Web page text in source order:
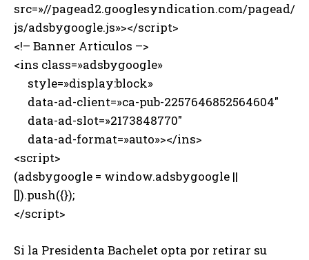
src=»//pagead2.googlesyndication.com/pagead/
js/adsbygoogle.js»></script>
<!– Banner Articulos –>
<ins class=»adsbygoogle»
style=»display:block»
data-ad-client=»ca-pub-2257646852564604″
data-ad-slot=»2173848770″
data-ad-format=»auto»></ins>
<script>
(adsbygoogle = window.adsbygoogle ||
[]).push({});
</script>
Si la Presidenta Bachelet opta por retirar su